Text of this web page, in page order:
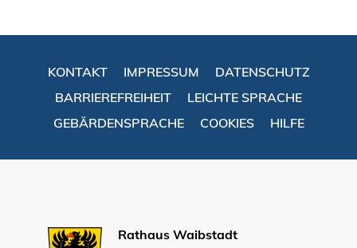
KONTAKT IMPRESSUM
DATENSCHUTZ
BARRIEREFREIHEIT
LEICHTE SPRACHE
GEBÄRDENSPRACHE
COOKIES HILFE
Rathaus Waibstadt